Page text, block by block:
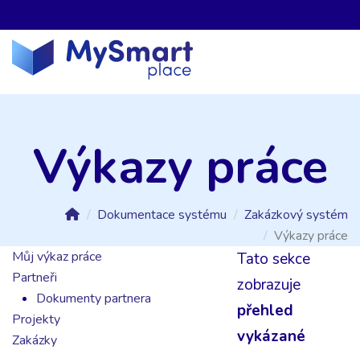
Výkazy práce
Dokumentace systému
Zakázkový systém
Výkazy práce
Můj výkaz práce
Partneři
Dokumenty partnera
Projekty
Zakázky
Tato sekce
zobrazuje
přehled
vykázané